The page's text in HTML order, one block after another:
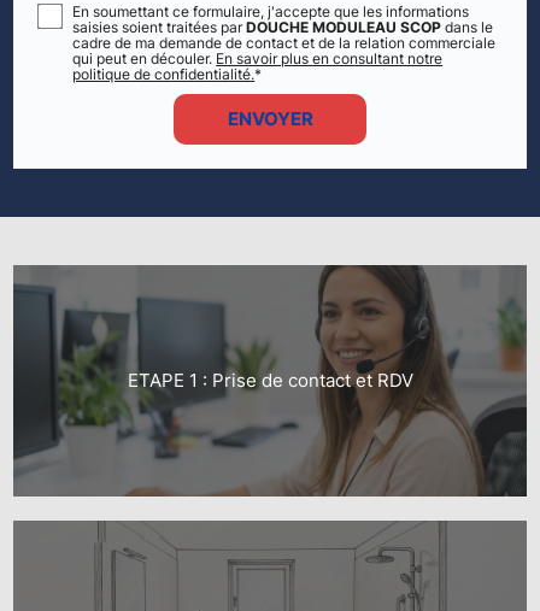
En soumettant ce formulaire, j'accepte que les informations
saisies soient traitées parDOUCHE MODULEAU SCOPdans le
cadre de ma demande de contact et de la relation commerciale
qui peut en découler. En savoir plus en consultant notre
politique de confidentialité.*
ETAPE 1 : Prise de contact et RDV